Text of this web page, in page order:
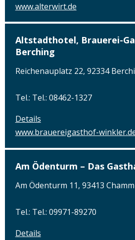
www.alterwirt.de
Altstadthotel, Brauerei-
Berching
Reichenauplatz 22, 92334
Tel.: Tel.: 08462-1327
Details
www.brauereigasthof-
Am Ödenturm – Das
Am Ödenturm 11, 93413
Tel.: Tel.: 09971-89270
Details